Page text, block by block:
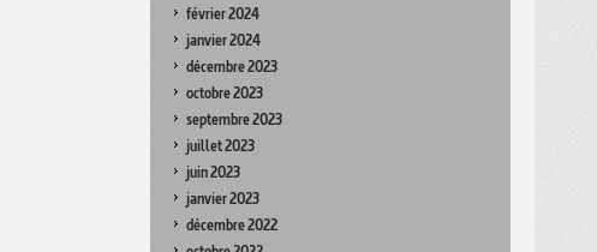
février 2024
janvier 2024
décembre 2023
octobre 2023
septembre 2023
juillet 2023
juin 2023
janvier 2023
décembre 2022